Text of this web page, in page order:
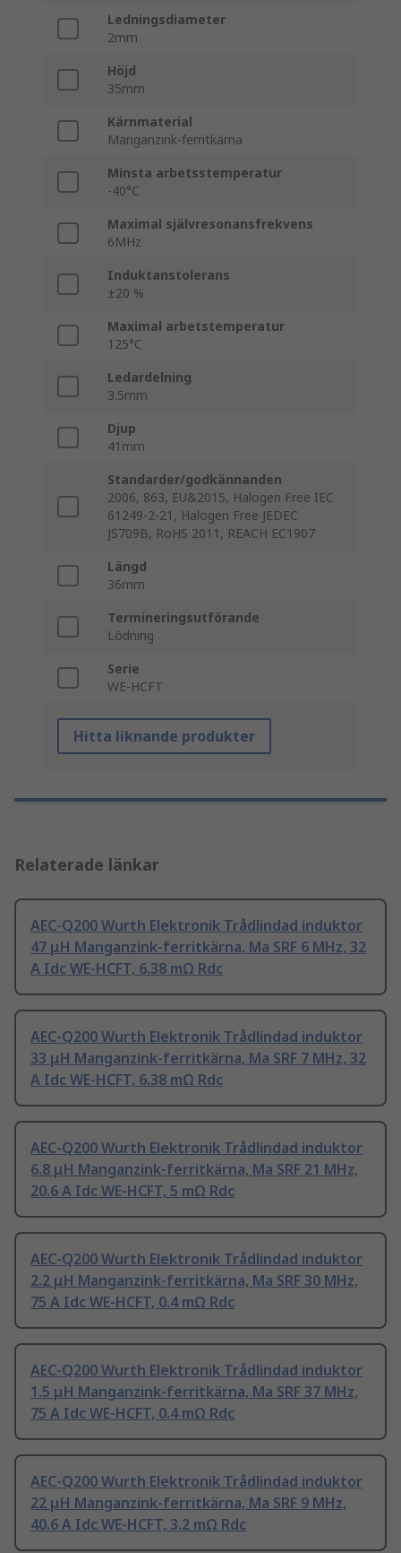
Ledningsdiameter
2mm
Höjd
35mm
Kärnmaterial
Manganzink-ferritkärna
Minsta arbetsstemperatur
-40°C
Maximal självresonansfrekvens
6MHz
Induktanstolerans
±20 %
Maximal arbetstemperatur
125°C
Ledardelning
3.5mm
Djup
41mm
Standarder/godkännanden
2006, 863, EU&2015, Halogen Free IEC
61249-2-21, Halogen Free JEDEC
JS709B, RoHS 2011, REACH EC1907
Längd
36mm
Termineringsutförande
Lödning
Serie
WE-HCFT
Hitta liknande produkter
Relaterade länkar
AEC-Q200 Wurth Elektronik Trådlindad induktor
47 μH Manganzink-ferritkärna, Ma SRF 6 MHz, 32
A Idc WE-HCFT, 6.38 mΩ Rdc
AEC-Q200 Wurth Elektronik Trådlindad induktor
33 μH Manganzink-ferritkärna, Ma SRF 7 MHz, 32
A Idc WE-HCFT, 6.38 mΩ Rdc
AEC-Q200 Wurth Elektronik Trådlindad induktor
6.8 μH Manganzink-ferritkärna, Ma SRF 21 MHz,
20.6 A Idc WE-HCFT, 5 mΩ Rdc
AEC-Q200 Wurth Elektronik Trådlindad induktor
2.2 μH Manganzink-ferritkärna, Ma SRF 30 MHz,
75 A Idc WE-HCFT, 0.4 mΩ Rdc
AEC-Q200 Wurth Elektronik Trådlindad induktor
1.5 μH Manganzink-ferritkärna, Ma SRF 37 MHz,
75 A Idc WE-HCFT, 0.4 mΩ Rdc
AEC-Q200 Wurth Elektronik Trådlindad induktor
22 μH Manganzink-ferritkärna, Ma SRF 9 MHz,
40.6 A Idc WE-HCFT, 3.2 mΩ Rdc